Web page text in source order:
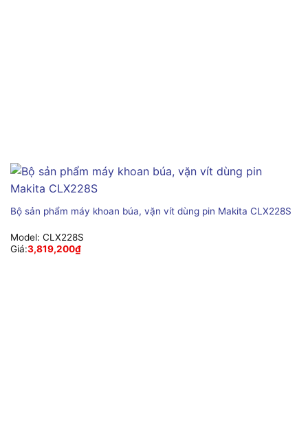
Bộ sản phẩm máy khoan búa, vặn vít dùng pin Makita CLX228S
Model: CLX228S
Giá:3,819,200₫